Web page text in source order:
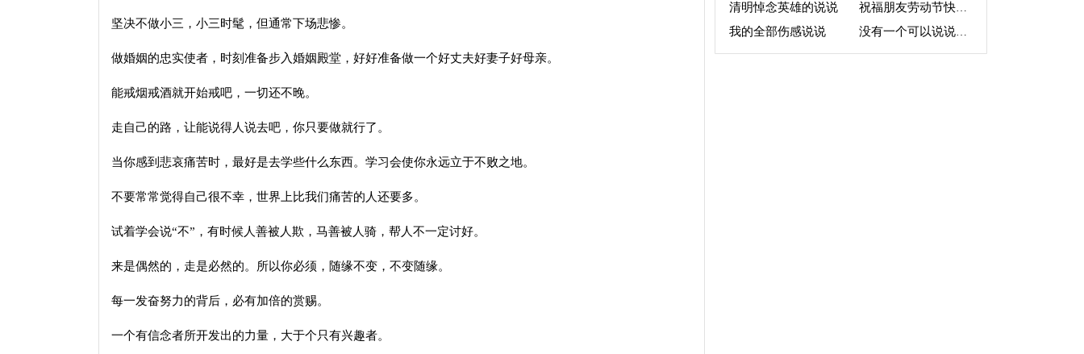
坚决不做小三，小三时髦，但通常下场悲惨。
做婚姻的忠实使者，时刻准备步入婚姻殿堂，好好准备做一个好丈夫好妻子好母亲。
能戒烟戒酒就开始戒吧，一切还不晚。
走自己的路，让能说得人说去吧，你只要做就行了。
当你感到悲哀痛苦时，最好是去学些什么东西。学习会使你永远立于不败之地。
不要常常觉得自己很不幸，世界上比我们痛苦的人还要多。
试着学会说“不”，有时候人善被人欺，马善被人骑，帮人不一定讨好。
来是偶然的，走是必然的。所以你必须，随缘不变，不变随缘。
每一发奋努力的背后，必有加倍的赏赐。
一个有信念者所开发出的力量，大于个只有兴趣者。
清明悼念英雄的说说 祝福朋友劳动节快乐的说说
我的全部伤感说说 没有一个可以说说话的